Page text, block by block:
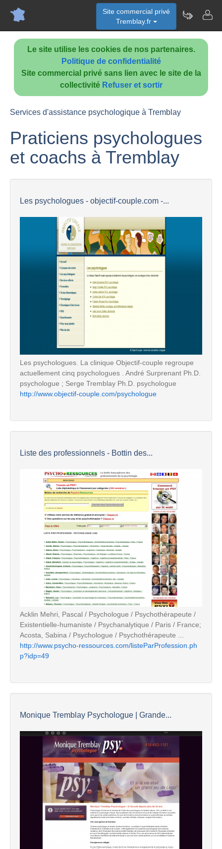
Le site utilise les cookies de nos partenaires.
Politique de confidentialité
Site commercial privé sans lien avec le site de la
collectivité Refuser et sortir
Site commercial privé
Tremblay.fr
Services d'assistance psychologique à Tremblay
Praticiens psychologues
et coachs à Tremblay
Les psychologues - objectif-couple.com -...
Les psychologues. La clinique Objectif-couple regroupe
actuellement cinq psychologues . André Surprenant Ph.D.
psychologue ; Serge Tremblay Ph.D. psychologue
http://www.objectif-couple.com/psychologue
Liste des professionnels - Bottin des...
Acklin Mehri, Pascal / Psychologue / Psychothérapeute /
Existentielle-humaniste / Psychanalytique / Paris / France;
Acosta, Sabina / Psychologue / Psychothérapeute ...
http://www.psycho-ressources.com/listeParProfession.ph
p?idp=49
Monique Tremblay Psychologue | Grande...